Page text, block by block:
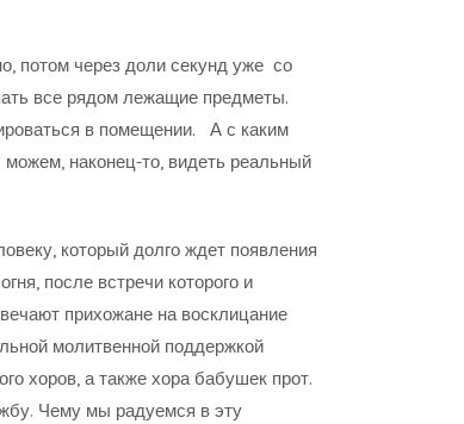
потом через доли секунд уже со
все рядом лежащие предметы.
в помещении. А с каким
наконец-то, видеть реальный
который долго ждет появления
после встречи которого и
прихожане на восклицание
молитвенной поддержкой
хоров, а также хора бабушек прот.
Чему мы радуемся в эту